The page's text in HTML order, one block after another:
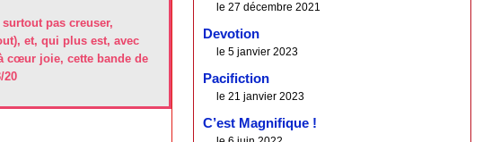
pas creuser,
et, qui plus est, avec
cœur joie, cette bande de
20
le 27 décembre 2021
Devotion
le 5 janvier 2023
Pacifiction
le 21 janvier 2023
C’est Magnifique !